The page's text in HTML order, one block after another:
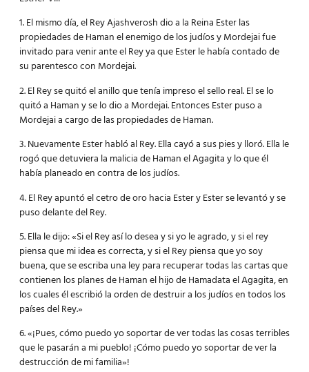
1. El mismo día, el Rey Ajashverosh dio a la Reina Ester las
propiedades de Haman el enemigo de los judíos y Mordejai fue
invitado para venir ante el Rey ya que Ester le había contado de
su parentesco con Mordejai.
2. El Rey se quitó el anillo que tenía impreso el sello real. El se lo
quitó a Haman y se lo dio a Mordejai. Entonces Ester puso a
Mordejai a cargo de las propiedades de Haman.
3. Nuevamente Ester habló al Rey. Ella cayó a sus pies y lloró. Ella le
rogó que detuviera la malicia de Haman el Agagita y lo que él
había planeado en contra de los judíos.
4. El Rey apuntó el cetro de oro hacia Ester y Ester se levantó y se
puso delante del Rey.
5. Ella le dijo: «Si el Rey así lo desea y si yo le agrado, y si el rey
piensa que mi idea es correcta, y si el Rey piensa que yo soy
buena, que se escriba una ley para recuperar todas las cartas que
contienen los planes de Haman el hijo de Hamadata el Agagita, en
los cuales él escribió la orden de destruir a los judíos en todos los
países del Rey.»
6. «¡Pues, cómo puedo yo soportar de ver todas las cosas terribles
que le pasarán a mi pueblo! ¡Cómo puedo yo soportar de ver la
destrucción de mi familia»!